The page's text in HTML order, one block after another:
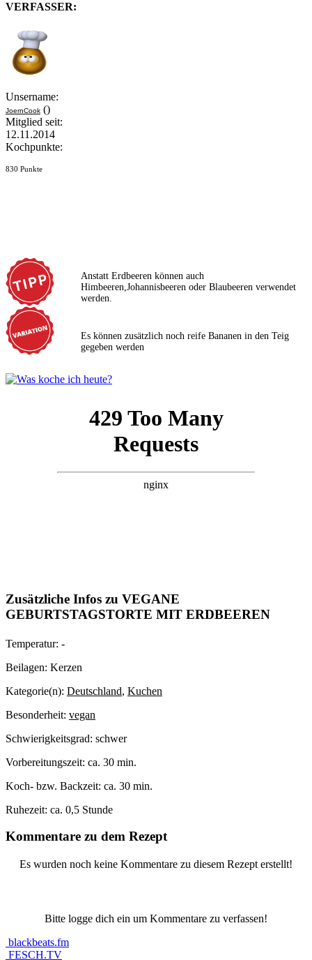
VERFASSER:
Unsername:
JoernCook ()
Mitglied seit:
12.11.2014
Kochpunkte:
830 Punkte
Anstatt Erdbeeren können auch
Himbeeren,Johannisbeeren oder Blaubeeren verwendet
werden.
Es können zusätzlich noch reife Bananen in den Teig
gegeben werden
Zusätzliche Infos zu VEGANE
GEBURTSTAGSTORTE MIT ERDBEEREN
Temperatur: -
Beilagen: Kerzen
Kategorie(n): Deutschland, Kuchen
Besonderheit: vegan
Schwierigkeitsgrad: schwer
Vorbereitungszeit: ca. 30 min.
Koch- bzw. Backzeit: ca. 30 min.
Ruhezeit: ca. 0,5 Stunde
Kommentare zu dem Rezept
Es wurden noch keine Kommentare zu diesem Rezept erstellt!
Bitte logge dich ein um Kommentare zu verfassen!
blackbeats.fm
FESCH.TV